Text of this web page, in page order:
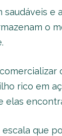
saudáveis e
o
rico em
elas
que